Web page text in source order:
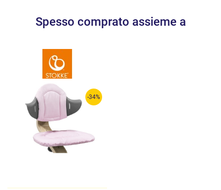
Spesso comprato assieme a
-34%